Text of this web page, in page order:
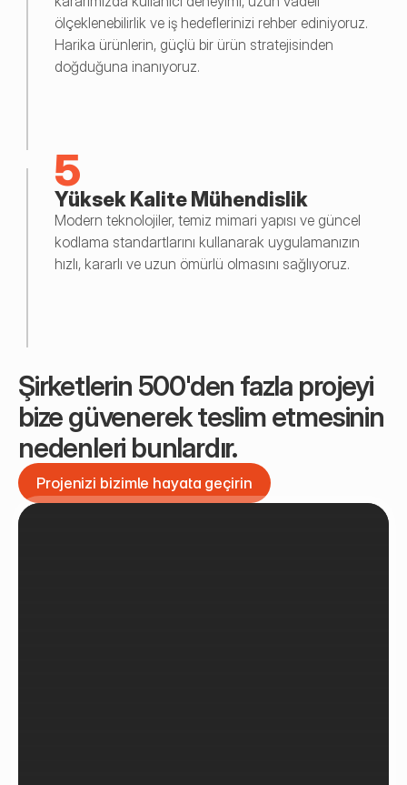
ölçeklenebilirlik ve iş hedeflerinizi rehber ediniyoruz.
Harika ürünlerin, güçlü bir ürün stratejisinden
doğduğuna inanıyoruz.
5
Yüksek Kalite Mühendislik
Modern teknolojiler, temiz mimari yapısı ve güncel
kodlama standartlarını kullanarak uygulamanızın
hızlı, kararlı ve uzun ömürlü olmasını sağlıyoruz.
Şirketlerin 500'den fazla projeyi
bize güvenerek teslim etmesinin
nedenleri bunlardır.
Projenizi bizimle hayata geçirin
Projenizi bizimle hayata geçirin